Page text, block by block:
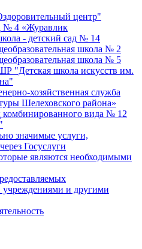
центр"
№ 4 «Журавлик
- детский сад № 14
школа № 2
школа № 5
школа искусств им.
хозяйственная служба
Шелеховского района»
комбинированного вида № 12
значимые услуги,
Госуслуги
являются необходимыми
и другими